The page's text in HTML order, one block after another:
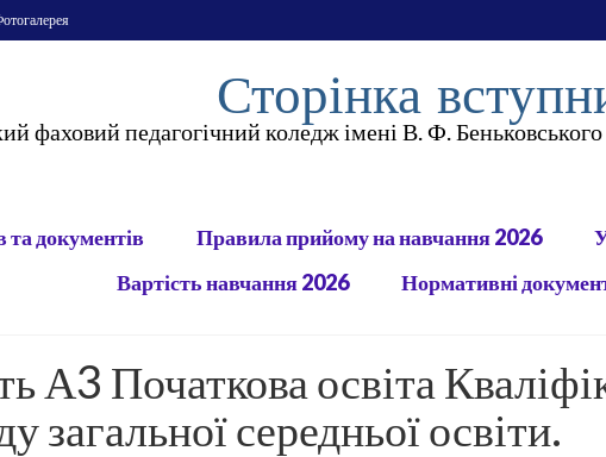
Сторінка
фаховий педагогічний коледж імені В. Ф.
документів Правила прийому на навчання 2026
Вартість навчання 2026
Нормативні
А3 Початкова освіта
загальної середньої освіти.